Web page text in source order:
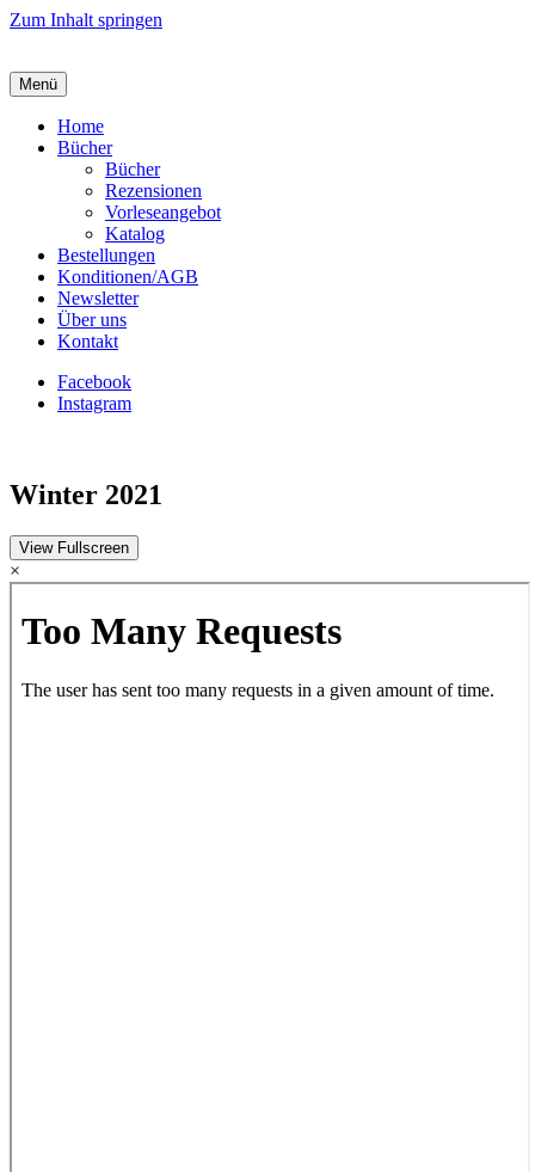
Zum Inhalt springen
Menü
Home
Bücher
Bücher
Rezensionen
Vorleseangebot
Katalog
Bestellungen
Konditionen/AGB
Newsletter
Über uns
Kontakt
Facebook
Instagram
Winter 2021
View Fullscreen
×